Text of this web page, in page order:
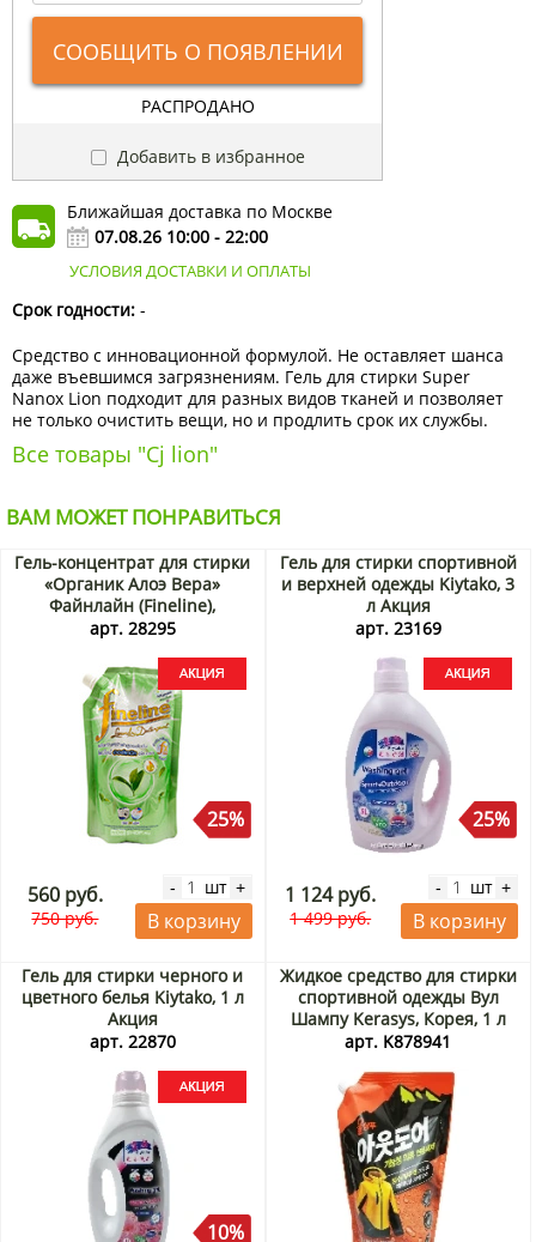
СООБЩИТЬ О ПОЯВЛЕНИИ
РАСПРОДАНО
Добавить в избранное
Ближайшая доставка по Москве
07.08.26 10:00 - 22:00
УСЛОВИЯ ДОСТАВКИ И ОПЛАТЫ
Срок годности: -
Средство с инновационной формулой. Не оставляет шанса
даже въевшимся загрязнениям. Гель для стирки Super
Nanox Lion подходит для разных видов тканей и позволяет
не только очистить вещи, но и продлить срок их службы.
Все товары "Cj lion"
ВАМ МОЖЕТ ПОНРАВИТЬСЯ
Гель-концентрат для стирки
«Органик Алоэ Вера»
Файнлайн (Fineline),
Таиланд, 550 мл Акция
арт. 28295
25%
560 руб.
750 руб.
- шт +
В корзину
Гель для стирки спортивной
и верхней одежды Kiytako, 3
л Акция
арт. 23169
25%
1 124 руб.
1 499 руб.
- шт +
В корзину
Гель для стирки черного и
цветного белья Kiytako, 1 л
Акция
арт. 22870
10%
Жидкое средство для стирки
спортивной одежды Вул
Шампу Kerasys, Корея, 1 л
арт. K878941